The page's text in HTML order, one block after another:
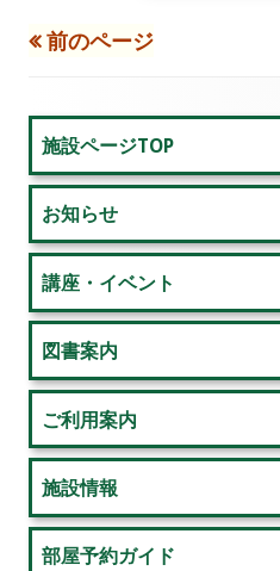
投
ナ
ビ
ゲ
ー
シ
ョ
ン
前のページ
メ
イ
ン
サ
イ
ド
バ
ー
施設ページTOP
お知らせ
講座・イベント
図書案内
ご利用案内
施設情報
部屋予約ガイド